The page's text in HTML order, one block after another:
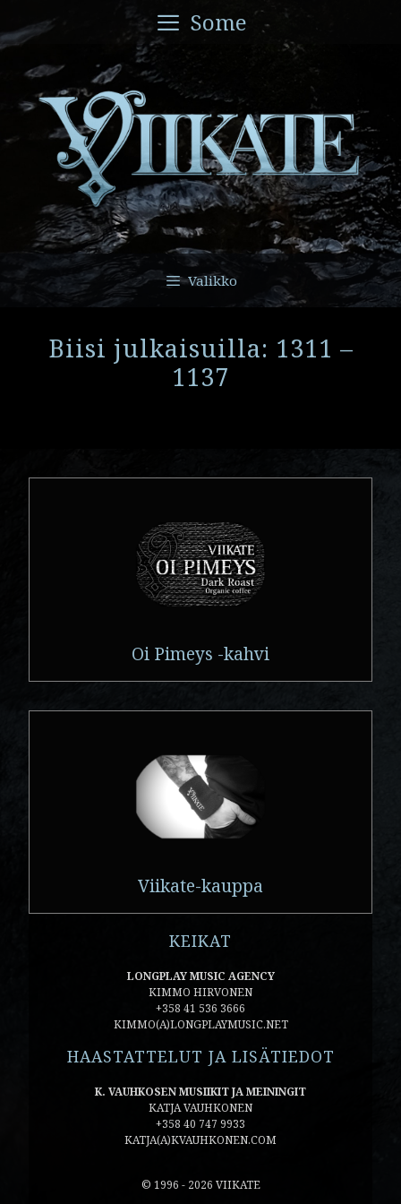
sisältöön
Some
Valikko
Biisi julkaisuilla: 1311 –
1137
Oi Pimeys -kahvi
Viikate-kauppa
KEIKAT
LONGPLAY MUSIC AGENCY
KIMMO HIRVONEN
+358 41 536 3666
KIMMO(A)LONGPLAYMUSIC.NET
HAASTATTELUT JA LISÄTIEDOT
K. VAUHKOSEN MUSIIKIT JA MEININGIT
KATJA VAUHKONEN
+358 40 747 9933
KATJA(A)KVAUHKONEN.COM
© 1996 - 2026 VIIKATE